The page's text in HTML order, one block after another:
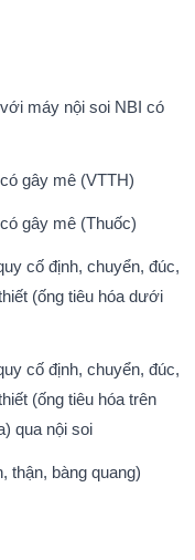
máy nội soi NBI có
gây mê (VTTH)
gây mê (Thuốc)
cố định, chuyển, đúc,
(ống tiêu hóa dưới
cố định, chuyển, đúc,
(ống tiêu hóa trên
qua nội soi
thận, bàng quang)